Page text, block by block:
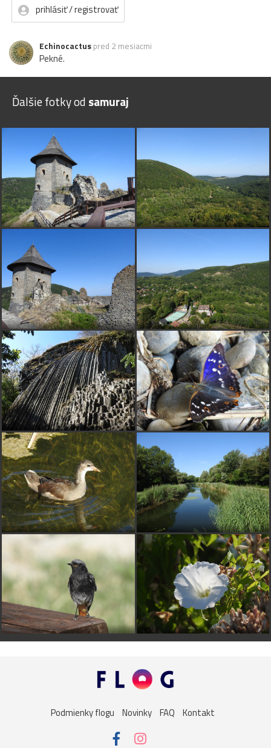
prihlásiť / registrovať
Echinocactus pred 2 mesiacmi
Pekné.
Ďalšie fotky od samuraj
Podmienky flogu Novinky FAQ Kontakt